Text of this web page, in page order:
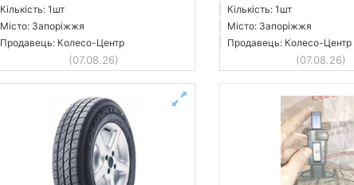
Кількість: 1шт
Місто: Запоріжжя
Продавець: Колесо-Центр
(07.08.26)
Кількість: 1шт
Місто: Запоріжжя
Продавець: Колесо-Центр
(07.08.26)